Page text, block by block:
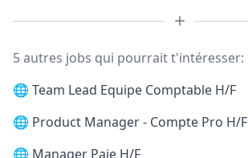
5 autres jobs qui pourrait t'intéresser:
🌐 Team Lead Equipe Comptable H/F
🌐 Product Manager - Compte Pro H/F
🌐 Manager Paie H/F